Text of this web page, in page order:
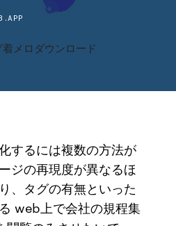
メロダウンロード
するには複数の方法が
ジの再現度が異なるほ
、タグの有無といった
web上で会社の規程集